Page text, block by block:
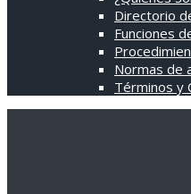
Directorio
Funciones
Normas de
Términos y